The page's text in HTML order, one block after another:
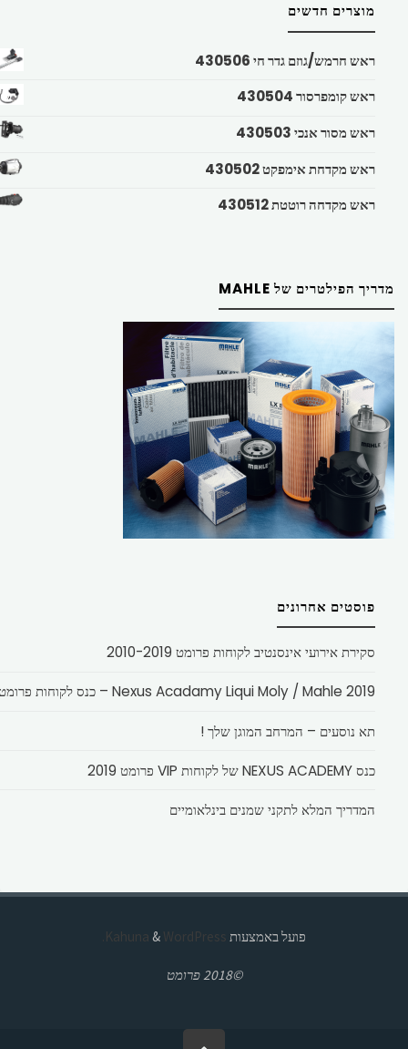
מוצרים חדשים
ראש חרמש/גוזם גדר חי 430506
ראש קומפרסור 430504
ראש מסור אנכי 430503
ראש מקדחת אימפקט 430502
ראש מקדחה רוטטת 430512
מדריך הפילטרים של MAHLE
פוסטים אחרונים
סקירת אירועי אינסנטיב לקוחות פרומט 2010-2019
Nexus Acadamy Liqui Moly / Mahle 2019 – כנס לקוחות פרומט
תא נוסעים – המרחב המוגן שלך !
כנס NEXUS ACADEMY של לקוחות VIP פרומט 2019
המדריך המלא לתקני שמנים בינלאומיים
פועל באמצעות & WordPress.
©2018 פרומט